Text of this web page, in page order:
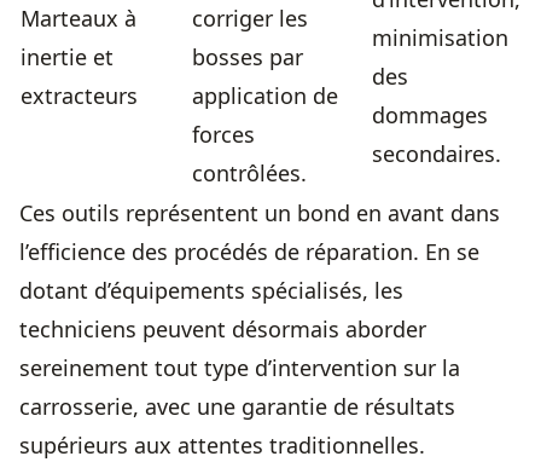
Marteaux à
inertie et
extracteurs
corriger les
bosses par
application de
forces
contrôlées.
minimisation
des
dommages
secondaires.
Ces outils représentent un bond en avant dans
l’efficience des procédés de réparation. En se
dotant d’équipements spécialisés, les
techniciens peuvent désormais aborder
sereinement tout type d’intervention sur la
carrosserie, avec une garantie de résultats
supérieurs aux attentes traditionnelles.